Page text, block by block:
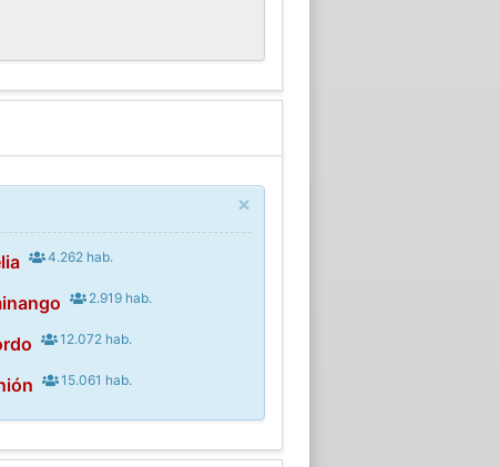
×
4.262 hab.
2.919 hab.
12.072 hab.
15.061 hab.